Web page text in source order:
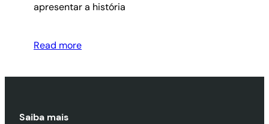
apresentar a história
Read more
Saiba mais